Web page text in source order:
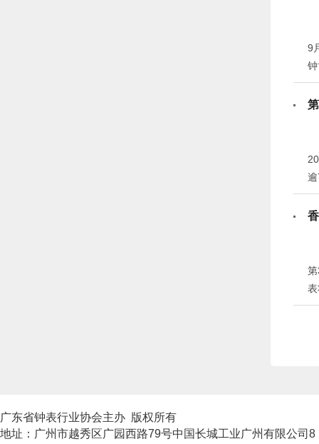
9
表将现身香港
广东省钟表行业协会主办 版权所有
地址：广州市越秀区广园西路79号中国长城工业广州有限公司8